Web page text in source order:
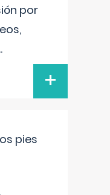
por
+
pies